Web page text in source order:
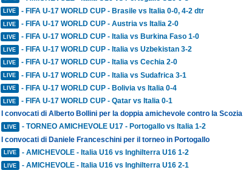
LIVE - FIFA U-17 WORLD CUP - Brasile vs Italia 0-0, 4-2 dtr
LIVE - FIFA U-17 WORLD CUP - Austria vs Italia 2-0
LIVE - FIFA U-17 WORLD CUP - Italia vs Burkina Faso 1-0
LIVE - FIFA U-17 WORLD CUP - Italia vs Uzbekistan 3-2
LIVE - FIFA U-17 WORLD CUP - Italia vs Cechia 2-0
LIVE - FIFA U-17 WORLD CUP - Italia vs Sudafrica 3-1
LIVE - FIFA U-17 WORLD CUP - Bolivia vs Italia 0-4
LIVE - FIFA U-17 WORLD CUP - Qatar vs Italia 0-1
I convocati di Alberto Bollini per la doppia amichevole contro la Scozia
LIVE - TORNEO AMICHEVOLE U17 - Portogallo vs Italia 1-2
I convocati di Daniele Franceschini per il torneo in Portogallo
LIVE - AMICHEVOLE - Italia U16 vs Inghilterra U16 1-2
LIVE - AMICHEVOLE - Italia U16 vs Inghilterra U16 2-1